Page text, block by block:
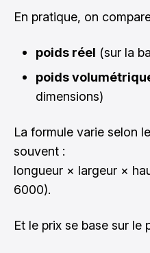
En pratique, on
poids réel (sur la
poids
dimensions)
La formule varie selon
souvent :
longueur × largeur ×
6000).
Et le prix se base sur le